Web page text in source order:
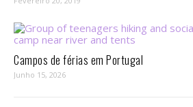
Campos de férias em Portugal
Junho 15, 2026